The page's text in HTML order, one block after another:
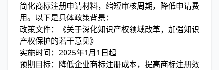
简化商标注册申请材料，缩短审核周期，降低申请费
用。以下是具体政策背景：
政策文件：《关于深化知识产权领域改革，加强知识
产权保护的若干意见》
实施时间：2025年1月1日起
预期目标：降低企业商标注册成本，提高商标注册效